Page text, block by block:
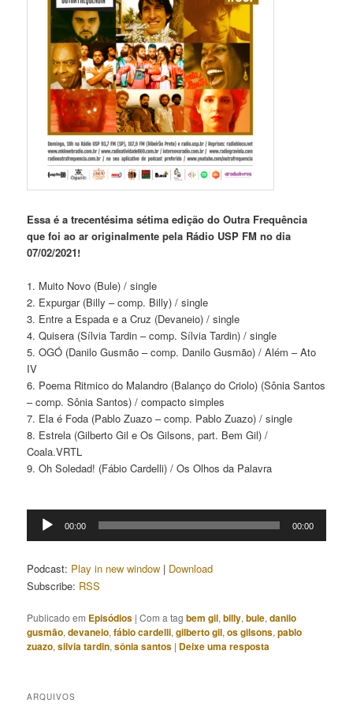
Essa é a trecentésima sétima edição do Outra Frequência
que foi ao ar originalmente pela Rádio USP FM no dia
07/02/2021!
1. Muito Novo (Bule) / single
2. Expurgar (Billy – comp. Billy) / single
3. Entre a Espada e a Cruz (Devaneio) / single
4. Quisera (Sílvia Tardin – comp. Sílvia Tardin) / single
5. OGÓ (Danilo Gusmão – comp. Danilo Gusmão) / Além – Ato
IV
6. Poema Ritmico do Malandro (Balanço do Criolo) (Sônia Santos
– comp. Sônia Santos) / compacto simples
7. Ela é Foda (Pablo Zuazo – comp. Pablo Zuazo) / single
8. Estrela (Gilberto Gil e Os Gilsons, part. Bem Gil) /
Coala.VRTL
9. Oh Soledad! (Fábio Cardelli) / Os Olhos da Palavra
Tocador
00:00 00:00
Podcast: Play in new window | Download
Subscribe: RSS
Publicado em Episódios |Com a tagbem gil,billy,bule,danilo
gusmão,devaneio,fábio cardelli,gilberto gil,os gilsons,pablo
zuazo,silvia tardin,sônia santos | Deixe uma resposta
ARQUIVOS